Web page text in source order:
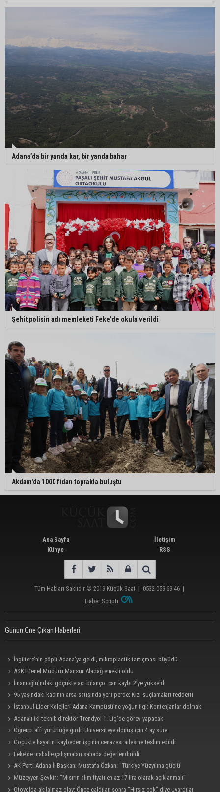
Adana’da bir yanda kar, bir yanda bahar
Şehit polisin adı memleketi Feke’de okula verildi
Akdam'da 1000 fidan toprakla buluştu
Ana Sayfa
Künye
İletişim
RSS
Tüm Hakları Saklıdır © 2019 Küçük Saat | 0532 059 69 46 |
Haber Scripti
Günün Öne Çıkan Haberleri
İngiltere’nin çöpü Adana’ya geldi, mikroplastik tartışması büyüdü
ASKİ Genel Müdürü Mansur Aladağ emekli oldu
İmamoğlu’ndaki göçükte acı bilanço: can kaybı 2’ye yükseldi
95 yaşındaki kadının arsa satışında yeni perde: Kızı suçlamaları reddetti
İstanbul Lider Kolejleri Adana Kampüsü’ne yoğun ilgi: Kontenjanlar dolmak
üzereAdanalı iki teknik direktör Trendyol 1. Lig’de görev yapacak
Öğrenci affı yürürlüğe girdi: Üniversiteye dönüş için 4 ay süre
Göçükte hayatını kaybeden işçinin cenazesi ailesine teslim edildi
Feke’de mahalle çalışmaları sahada değerlendirildi
AK Parti Adana İl Başkanı Mustafa Özkan: "Türkiye Yüzyılına güçlü
teşkilatımızla yürüyoruz"
Müzeyyen Şevkin: “Mısırın alım fiyatı en az 17 lira olarak açıklanmalı”
Otoyolda akılalmaz olay: Önce çaldılar, sonra “Hırsız çok” diye uyardılar